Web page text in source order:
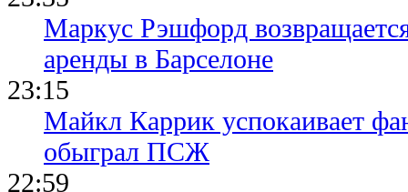
Маркус Рэшфорд
аренды в Барселоне
23:15
Майкл Каррик успокаивает
обыграл ПСЖ
22:59